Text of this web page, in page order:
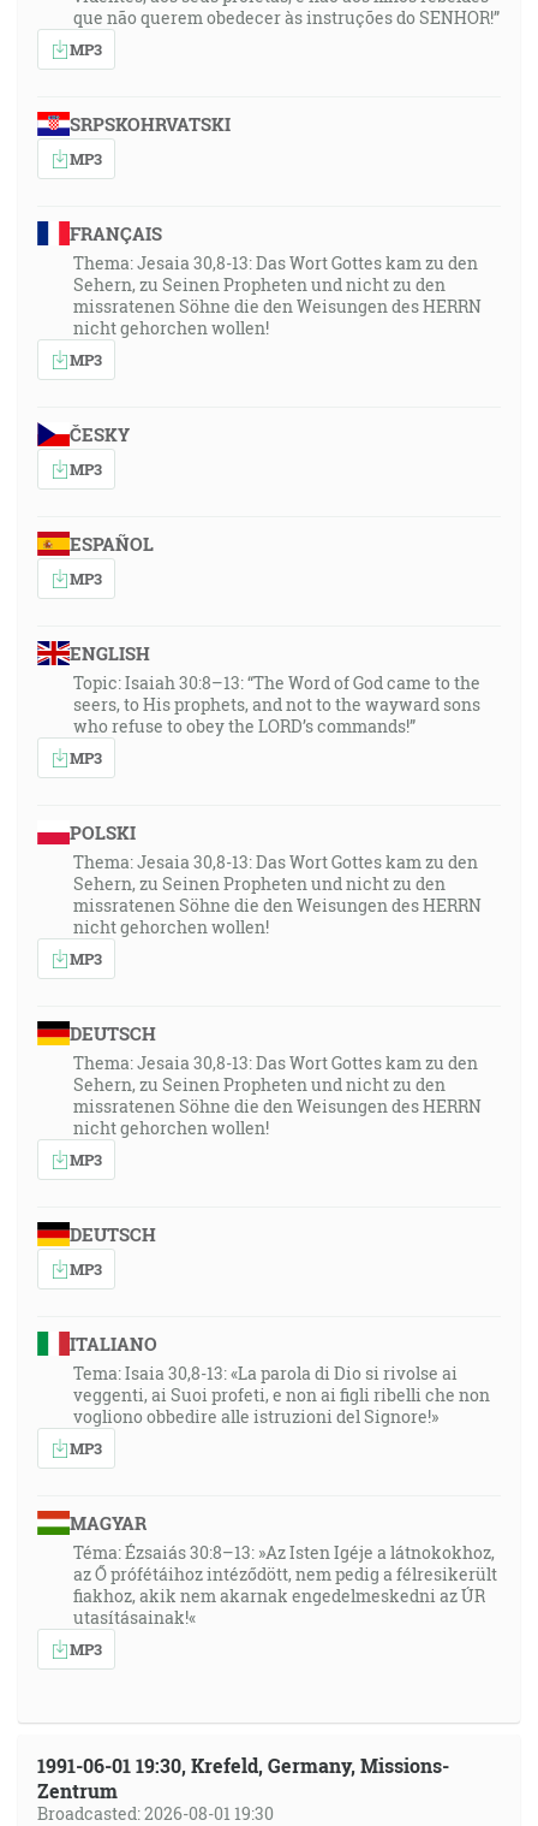
que não querem obedecer às instruções do SENHOR!”
MP3
SRPSKOHRVATSKI
MP3
FRANÇAIS
Thema: Jesaia 30,8-13: Das Wort Gottes kam zu den
Sehern, zu Seinen Propheten und nicht zu den
missratenen Söhne die den Weisungen des HERRN
nicht gehorchen wollen!
MP3
ČESKY
MP3
ESPAÑOL
MP3
ENGLISH
Topic: Isaiah 30:8–13: “The Word of God came to the
seers, to His prophets, and not to the wayward sons
who refuse to obey the LORD’s commands!”
MP3
POLSKI
Thema: Jesaia 30,8-13: Das Wort Gottes kam zu den
Sehern, zu Seinen Propheten und nicht zu den
missratenen Söhne die den Weisungen des HERRN
nicht gehorchen wollen!
MP3
DEUTSCH
Thema: Jesaia 30,8-13: Das Wort Gottes kam zu den
Sehern, zu Seinen Propheten und nicht zu den
missratenen Söhne die den Weisungen des HERRN
nicht gehorchen wollen!
MP3
DEUTSCH
MP3
ITALIANO
Tema: Isaia 30,8-13: «La parola di Dio si rivolse ai
veggenti, ai Suoi profeti, e non ai figli ribelli che non
vogliono obbedire alle istruzioni del Signore!»
MP3
MAGYAR
Téma: Ézsaiás 30:8–13: »Az Isten Igéje a látnokokhoz,
az Ő prófétáihoz intéződött, nem pedig a félresikerült
fiakhoz, akik nem akarnak engedelmeskedni az ÚR
utasításainak!«
MP3
1991-06-01 19:30, Krefeld, Germany, Missions-
Zentrum
Broadcasted: 2026-08-01 19:30